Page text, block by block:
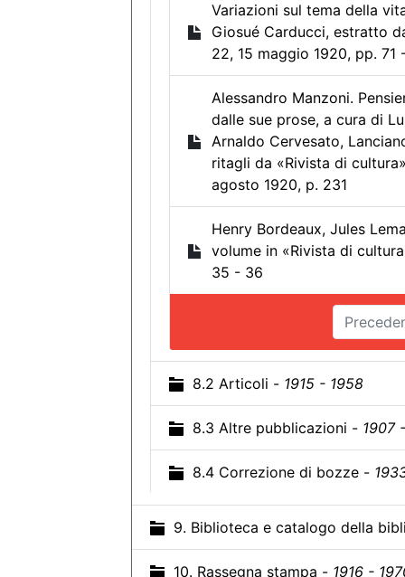
Variazioni sul tema della
Giosué Carducci, estratto
22, 15 maggio 1920, pp. 71
Alessandro Manzoni.
dalle sue prose, a cura di
Arnaldo Cervesato,
ritagli da «Rivista di
agosto 1920, p. 231
Henry Bordeaux, Jules
volume in «Rivista di
35 - 36
8.2 Articoli - 1915 - 1958
8.3 Altre pubblicazioni - 1907
8.4 Correzione di bozze -
9. Biblioteca e catalogo della
10. Rassegna stampa - 1916 -